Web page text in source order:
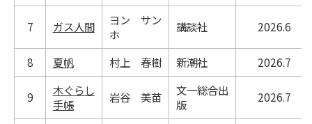
7 ガス人間
ヨン サン
ホ
講談社 2026.6
8 夏帆 村上 春樹 新潮社 2026.7
9
木ぐらし
手帳
岩谷 美苗
文一総合出
版
2026.7